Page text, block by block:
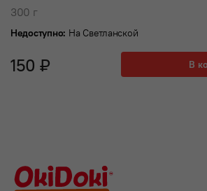
300 г
Недоступно: На Светланской
150 ₽ В